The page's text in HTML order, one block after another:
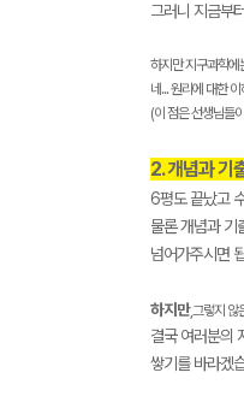
그러니 지금부
하지만 지구과학에
네... 원리에 대한
(이 점은 선생님들
2. 개념과 기
6평도 끝났고
물론 개념과 기
넘어가주시면
하지만,그렇지 않
결국 여러분의
쌓기를 바라겠